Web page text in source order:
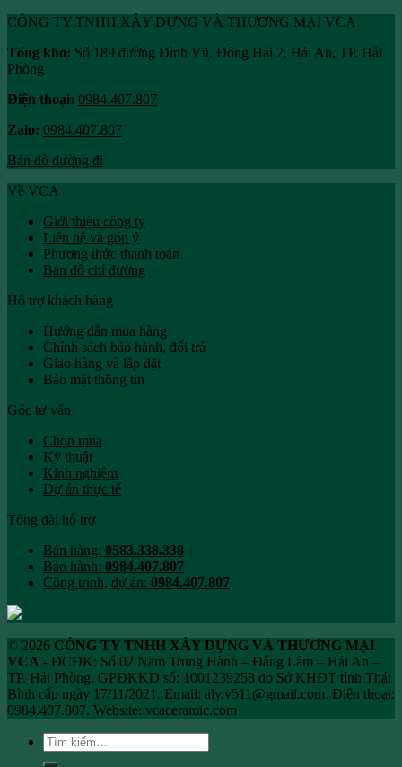
CÔNG TY TNHH XÂY DỰNG VÀ THƯƠNG MẠI VCA
Tổng kho: Số 189 đường Đình Vũ, Đông Hải 2, Hải An, TP. Hải
Phòng
Điện thoại: 0984.407.807
Zalo: 0984.407.807
Bản đồ đường đi
Về VCA
Giới thiệu công ty
Liên hệ và góp ý
Phương thức thanh toán
Bản đồ chỉ đường
Hỗ trợ khách hàng
Hướng dẫn mua hàng
Chính sách bảo hành, đổi trả
Giao hàng và lắp đặt
Bảo mật thông tin
Góc tư vấn
Chọn mua
Kỹ thuật
Kinh nghiệm
Dự án thực tế
Tổng đài hỗ trợ
Bán hàng: 0583.338.338
Bảo hành: 0984.407.807
Công trình, dự án: 0984.407.807
© 2026 CÔNG TY TNHH XÂY DỰNG VÀ THƯƠNG MẠI
VCA - ĐCĐK: Số 02 Nam Trung Hành – Đằng Lâm – Hải An –
TP. Hải Phòng. GPĐKKD số: 1001239258 do Sở KHĐT tỉnh Thái
Bình cấp ngày 17/11/2021. Email: aly.v511@gmail.com. Điện thoại:
0984.407.807. Website: vcaceramic.com
Tìm
kiếm: